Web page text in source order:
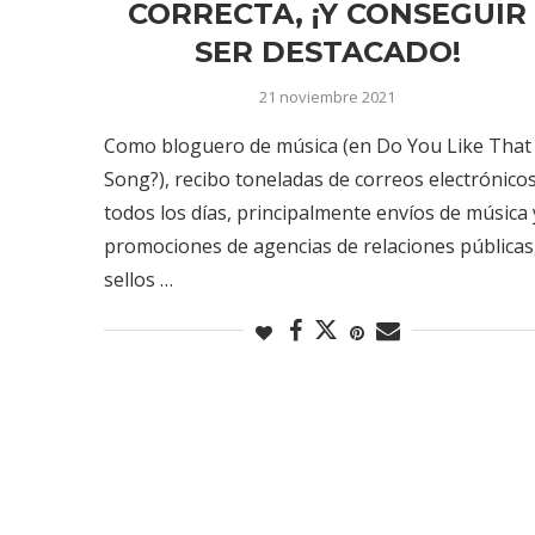
CORRECTA, ¡Y CONSEGUIR
SER DESTACADO!
21 noviembre 2021
Como bloguero de música (en Do You Like That
Song?), recibo toneladas de correos electrónicos
todos los días, principalmente envíos de música
promociones de agencias de relaciones
sellos …